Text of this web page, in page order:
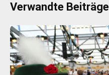
Verwandte Beiträge